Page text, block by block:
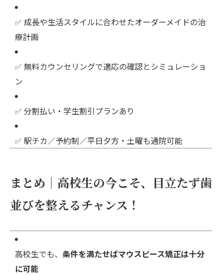
✅ 成長や生活スタイルに合わせたオーダーメイドの治
療計画
✅ 無料カウンセリングで適応の確認とシミュレーショ
ン
✅ 分割払い・学生割引プランあり
✅ 駅チカ／予約制／平日夕方・土曜も通院可能
まとめ｜高校生の今こそ、目立たず歯
並びを整えるチャンス！
高校生でも、 条件を満たせばマウスピース矯正は十分
に可能